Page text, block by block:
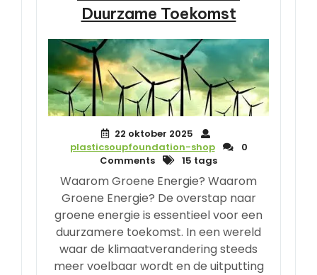
Duurzame Toekomst
22 oktober 2025
plasticsoupfoundation-shop
0
Comments
15 tags
Waarom Groene Energie? Waarom
Groene Energie? De overstap naar
groene energie is essentieel voor een
duurzamere toekomst. In een wereld
waar de klimaatverandering steeds
meer voelbaar wordt en de uitputting